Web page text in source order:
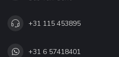
+31 115 453895
+31 6 57418401